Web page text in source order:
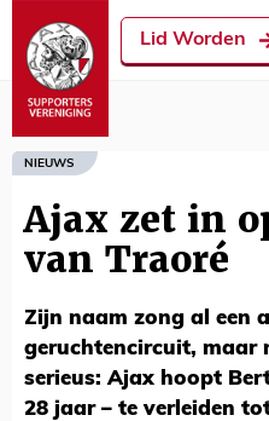
Lid Worden
NIEUWS
Ajax zet in
van Traoré
Zijn naam zong al een
geruchtencircuit, maar
serieus: Ajax hoopt
28 jaar – te verleiden